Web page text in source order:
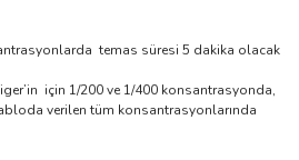
temas süresi 5 dakika olacak
için 1/200 ve 1/400 konsantrasyonda,
verilen tüm konsantrasyonlarında